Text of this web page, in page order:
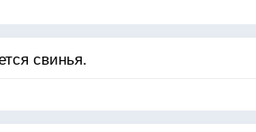
свинья.